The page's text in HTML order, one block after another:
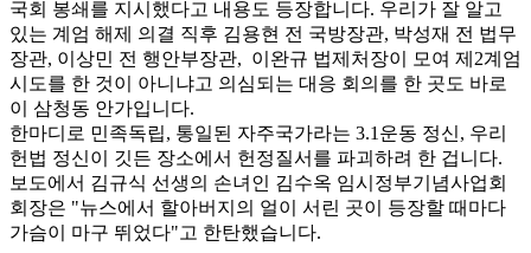
국회 봉쇄를 지시했다고 내용도 등장합니다. 우리가 잘 알고
있는 계엄 해제 의결 직후 김용현 전 국방장관, 박성재 전 법무
장관, 이상민 전 행안부장관, 이완규 법제처장이 모여 제2계엄
시도를 한 것이 아니냐고 의심되는 대응 회의를 한 곳도 바로
이 삼청동 안가입니다.
한마디로 민족독립, 통일된 자주국가라는 3.1운동 정신, 우리
헌법 정신이 깃든 장소에서 헌정질서를 파괴하려 한 겁니다.
보도에서 김규식 선생의 손녀인 김수옥 임시정부기념사업회
회장은 "뉴스에서 할아버지의 얼이 서린 곳이 등장할 때마다
가슴이 마구 뛰었다"고 한탄했습니다.